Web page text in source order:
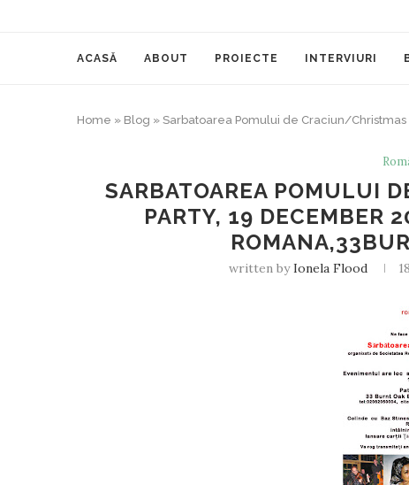
ACASĂ ABOUT PROIECTE INTERVIURI
Home » Blog » Sarbatoarea Pomului de Craciun/Christmas
SARBATOAREA POMULUI
PARTY, 19 DECEMBER
written byIonela Flood